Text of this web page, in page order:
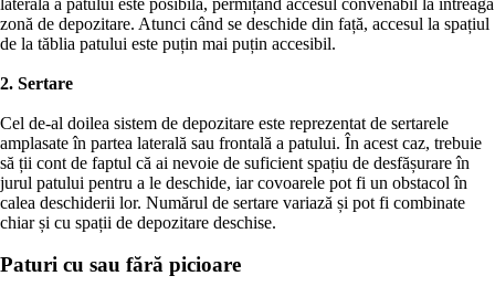
zonă de depozitare. Atunci când se deschide din față, accesul la spațiul
de la tăblia patului este puțin mai puțin accesibil.
2. Sertare
Cel de-al doilea sistem de depozitare este reprezentat de sertarele
amplasate în partea laterală sau frontală a patului. În acest caz, trebuie
să ții cont de faptul că ai nevoie de suficient spațiu de desfășurare în
jurul patului pentru a le deschide, iar covoarele pot fi un obstacol în
calea deschiderii lor. Numărul de sertare variază și pot fi combinate
chiar și cu spații de depozitare deschise.
Paturi cu sau fără picioare